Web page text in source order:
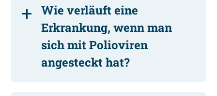
Wie verläuft eine
Erkrankung, wenn man
sich mit Polioviren
angesteckt hat?